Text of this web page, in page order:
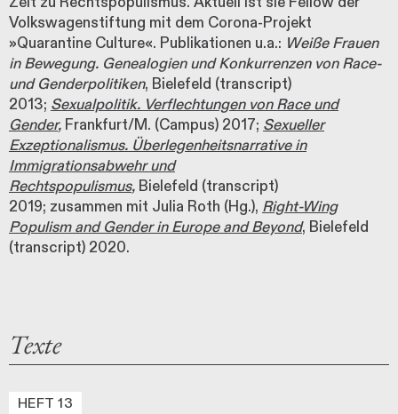
Volkswagenstiftung mit dem Corona-Projekt
»Quarantine Culture«. Publikationen u.a.: Weiße Frauen
in Bewegung. Genealogien und Konkurrenzen von Race-
und Genderpolitiken, Bielefeld (transcript)
2013; Sexualpolitik. Verflechtungen von Race und
Gender, Frankfurt/M. (Campus) 2017; Sexueller
Exzeptionalismus. Überlegenheitsnarrative in
Immigrationsabwehr und
Rechtspopulismus, Bielefeld (transcript)
2019; zusammen mit Julia Roth (Hg.), Right-Wing
Populism and Gender in Europe and Beyond, Bielefeld
(transcript) 2020.
Texte
HEFT 13